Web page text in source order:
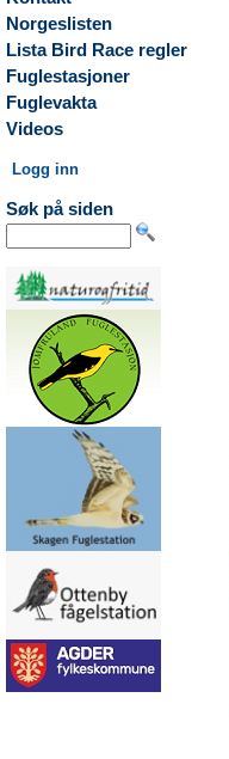
Norgeslisten
Lista Bird Race regler
Fuglestasjoner
Fuglevakta
Videos
Logg inn
Søk på siden